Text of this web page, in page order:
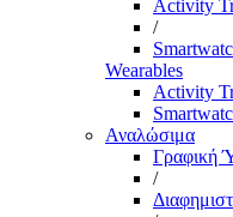
Activity
/
Wearables
Activity
Αναλώσιμα
Γραφική
/